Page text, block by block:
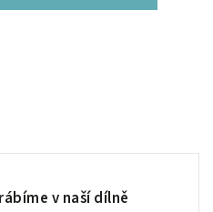
v naší dílně